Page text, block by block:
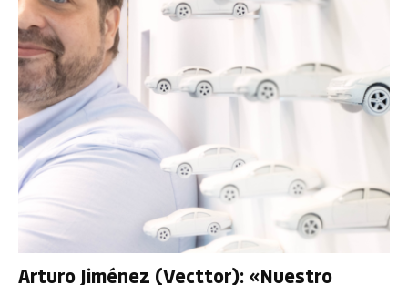
Arturo Jiménez (Vecttor): «Nuestro